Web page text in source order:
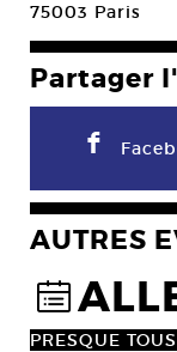
75003 Paris
Partager
F
AUTRES
@
PRESQUE